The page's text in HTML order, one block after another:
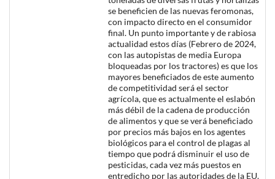
se beneficien de las nuevas feromonas,
con impacto directo en el consumidor
final. Un punto importante y de rabiosa
actualidad estos días (Febrero de 2024,
con las autopistas de media Europa
bloqueadas por los tractores) es que los
mayores beneficiados de este aumento
de competitividad será el sector
agrícola, que es actualmente el eslabón
más débil de la cadena de producción
de alimentos y que se verá beneficiado
por precios más bajos en los agentes
biológicos para el control de plagas al
tiempo que podrá disminuir el uso de
pesticidas, cada vez más puestos en
entredicho por las autoridades de la EU.